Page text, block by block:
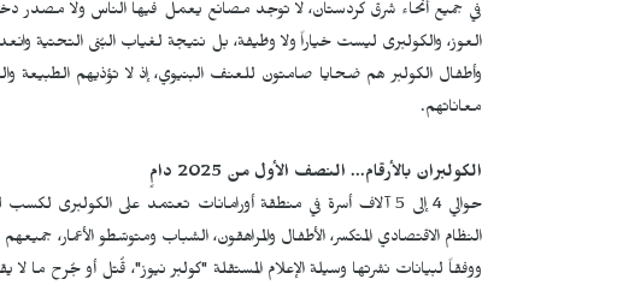
في جميع أنحاء شرق كردستان، لا توجد مصانع يعمل فيها الناس ولا مصدر
العوز، والكولبری ليست خياراً ولا وظيفة، بل نتيجة لغياب البُنى التحتية
وأطفال الكولبر هم ضحايا صامتون للعنف البنيوي، إذ لا تؤذيهم الطبيعة
معاناتهم.
الكولبران بالأرقام... النصف الأول من 2025 دامٍ
النظام الاقتصادي المتكسر، الأطفال والمراهقون، الشباب ومتوسّطو الأعمار،